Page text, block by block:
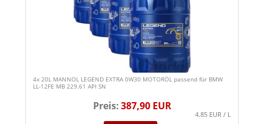
4x 20L MANNOL LEGEND EXTRA 0W30 MOTORÖL passend für BMW
LL-12FE MB 229.61 API SN
Preis:387,90 EUR
4.85 EUR / L